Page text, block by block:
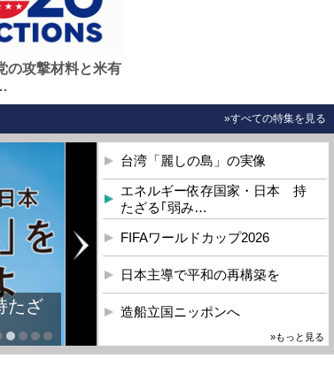
の攻撃材料と米有
»すべての特集を見る
たざ
台湾「麗しの島」の実像
エネルギー依存国家・日本 持
たざる｢弱み…
FIFAワールドカップ2026
日本主導で平和の再構築を
造船立国ニッポンへ
»もっと見る